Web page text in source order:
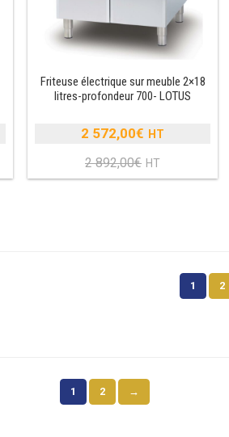
Friteuse électrique sur meuble 2×18
litres-profondeur 700- LOTUS
2 892,00€
prix
initial
2 572,00€
Le
prix
1 2
1 2 →